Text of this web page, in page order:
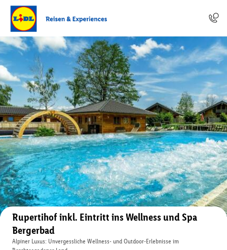
Auf der Karte anzeigen
Rupertihof inkl. Eintritt ins Wellness und Spa
Bergerbad
Alpiner Luxus: Unvergessliche Wellness- und Outdoor-Erlebnisse im